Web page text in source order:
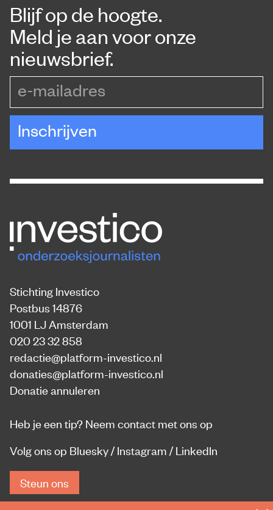
Blijf op de hoogte.
Meld je aan voor onze
nieuwsbrief.
Inschrijven
Stichting Investico
Postbus 14876
1001 LJ Amsterdam
020 23 32 858
redactie@platform-investico.nl
donaties@platform-investico.nl
Donatie annuleren
Heb je een tip? Neem contact met ons op
Volg ons op Bluesky/ Instagram / LinkedIn
Steun ons